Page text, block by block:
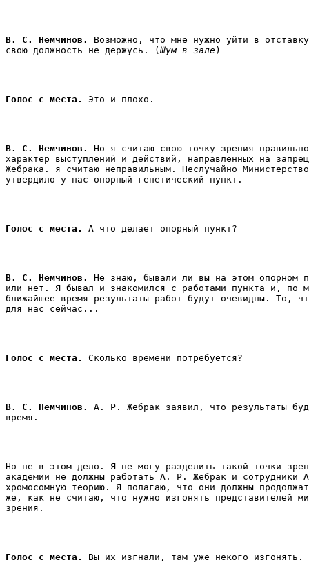
В. С. Немчинов.
Возможно, что мне нужно уйти в
свою должность не держусь. (Шум в зале)
Голос с места. Это и плохо.
В. С. Немчинов.
Но я считаю свою точку зрения
характер выступлений и действий, направленных на
Жебрака. я считаю неправильным. Неслучайно
утвердило у нас опорный генетический пункт.
Голос с места. А что делает опорный пункт?
В. С. Немчинов.
Не знаю, бывали ли вы на этом опорном
или нет. Я бывал и знакомился с работами пункта и, по
ближайшее время результаты работ будут очевидны. То,
для нас сейчас...
Голос с места. Сколько времени потребуется?
В. С. Немчинов.
А. Р. Жебрак заявил, что результаты
время.
Но не в этом дело. Я не могу разделить такой точки
академии не должны работать А. Р. Жебрак и сотрудники
хромосомную теорию. Я полагаю, что они должны
же, как не считаю, что нужно изгонять представителей
зрения.
Голос с места. Вы их изгнали, там уже некого изгонять.